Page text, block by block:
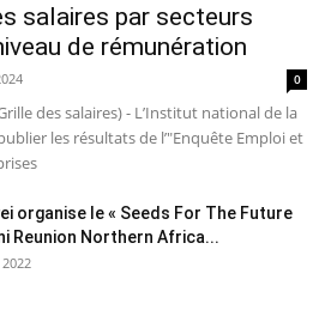
salaires par secteurs
de rémunération
0
des salaires) - L’Institut national de la
les résultats de l’"Enquête Emploi et
organise le « Seeds For The Future
Reunion Northern Africa...